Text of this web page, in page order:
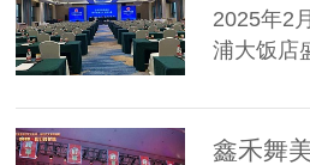
2025年2
浦大饭店